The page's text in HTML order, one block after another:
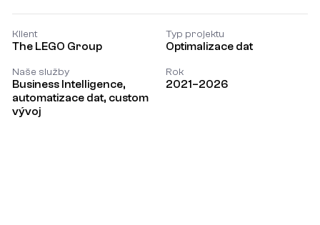
Klient
The LEGO Group
Typ projektu
Optimalizace dat
Naše služby
Business Intelligence,
automatizace dat, custom
vývoj
Rok
2021–2026